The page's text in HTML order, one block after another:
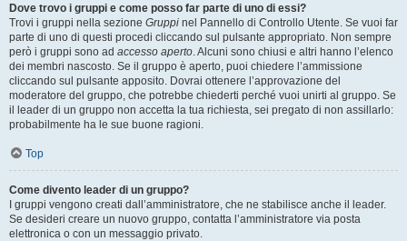
Dove trovo i gruppi e come posso far parte di uno di essi?
Trovi i gruppi nella sezione Gruppi nel Pannello di Controllo Utente. Se vuoi far
parte di uno di questi procedi cliccando sul pulsante appropriato. Non sempre
però i gruppi sono ad accesso aperto . Alcuni sono chiusi e altri hanno l’elenco
dei membri nascosto. Se il gruppo è aperto, puoi chiedere l’ammissione
cliccando sul pulsante apposito. Dovrai ottenere l’approvazione del
moderatore del gruppo, che potrebbe chiederti perché vuoi unirti al gruppo. Se
il leader di un gruppo non accetta la tua richiesta, sei pregato di non assillarlo:
probabilmente ha le sue buone ragioni.
Top
Come divento leader di un gruppo?
I gruppi vengono creati dall’amministratore, che ne stabilisce anche il leader.
Se desideri creare un nuovo gruppo, contatta l’amministratore via posta
elettronica o con un messaggio privato.